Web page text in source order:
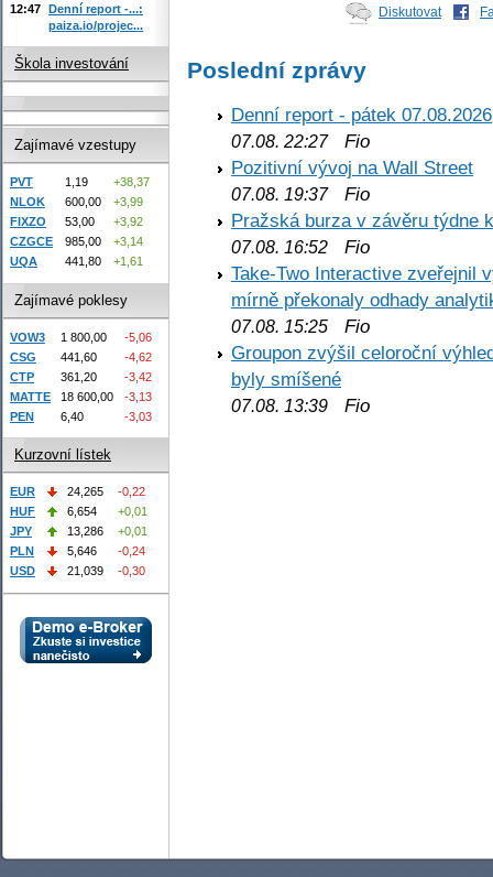
Diskutovat
Poslední zprávy
Denní report - pátek 07.08.2026
07.08. 22:27Fio
Pozitivní vývoj na Wall Street
07.08. 19:37Fio
Pražská burza v závěru týdne
07.08. 16:52 Fio
Take-Two Interactive zveřejnil
mírně překonaly odhady
07.08. 15:25 Fio
Groupon zvýšil celoroční
byly smíšené
07.08. 13:39 Fio
12:47 Denní report -...:
paiza.io/projec...
Škola investování
Zajímavé vzestupy
PVT 1,19
+38,37
NLOK
600,00
+3,99
FIXZO
53,00
+3,92
CZGCE
985,00
+3,14
UQA
441,80 +1,61
Zajímavé poklesy
VOW3 1 800,00
-5,06
CSG
441,60
-4,62
CTP
361,20
-3,42
MATTE
18 600,00
-3,13
PEN
6,40 -3,03
Kurzovní lístek
EUR 24,265
-0,22
HUF
6,654
+0,01
JPY
13,286
+0,01
PLN
5,646
-0,24
USD
21,039 -0,30